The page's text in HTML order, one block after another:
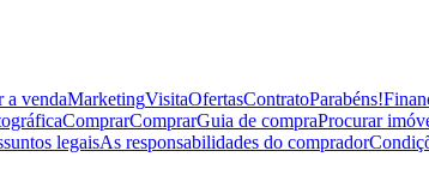
a vendaMarketingVisitaOfertasContratoParabéns!
ComprarComprarGuia de compraProcurar
legaisAs responsabilidades do comprador